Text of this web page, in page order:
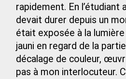
rapidement. En
devait durer depuis un
était exposée à la
jauni en regard de la
décalage de couleur,
pas à mon interlocuteur.